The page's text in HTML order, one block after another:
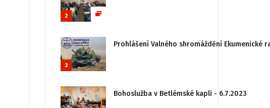
2
3
Prohlášení Valného shromáždění
Bohoslužba v Betlémské kapli - 6.7.2023